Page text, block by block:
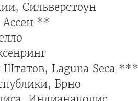
Сильверстоун
**
Laguna Seca ***
Брно